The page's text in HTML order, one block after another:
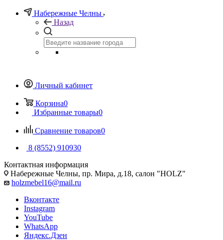
Набережные Челны
Назад
Личный кабинет
Корзина0
Избранные товары0
Сравнение товаров0
8 (8552) 910930
Контактная информация
Набережные Челны, пр. Мира, д.18, салон "HOLZ"
holzmebel16@mail.ru
Вконтакте
Instagram
YouTube
WhatsApp
Яндекс.Дзен